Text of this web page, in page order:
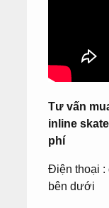
Tư vấn
inline
phí
Điện thoại :
bên dưới